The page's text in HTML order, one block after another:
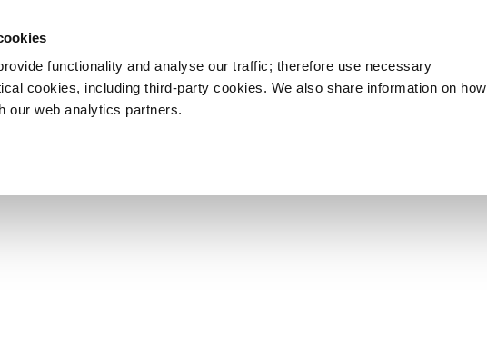
functionality and analyse our traffic; therefore use necessary
cookies, including third-party cookies. We also share information on how
our web analytics partners.